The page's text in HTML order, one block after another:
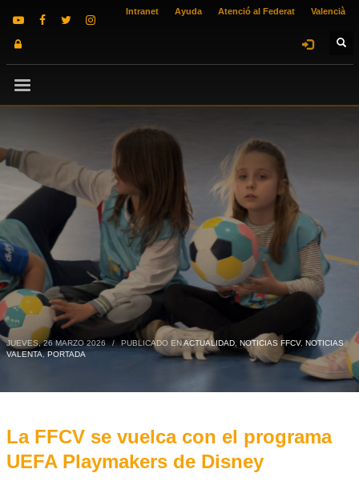
Intranet Ayuda Atenció al Federat Valencià
JUEVES, 26 MARZO 2026 / PUBLICADO ENACTUALIDAD, NOTICIAS FFCV, NOTICIAS
VALENTA,PORTADA
La FFCV se vuelca con el programa
UEFA Playmakers de Disney